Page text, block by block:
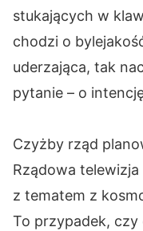
stukających w
chodzi o
uderzająca, tak
pytanie – o
Czyżby rząd
Rządowa
z tematem z
To przypadek, czy